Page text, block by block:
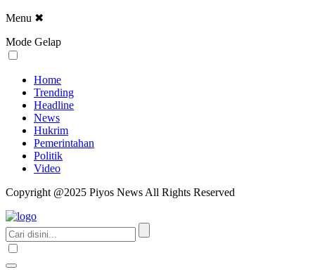
Menu ✖
Mode Gelap
Home
Trending
Headline
News
Hukrim
Pemerintahan
Politik
Video
Copyright @2025 Piyos News All Rights Reserved